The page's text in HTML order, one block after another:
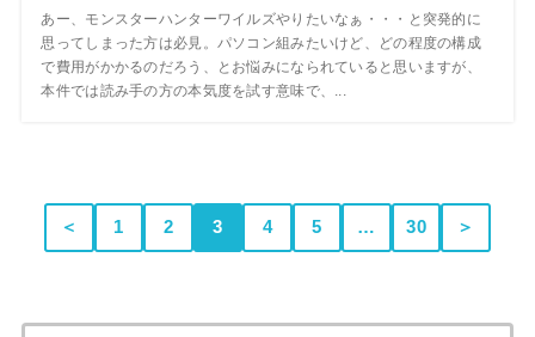
あー、モンスターハンターワイルズやりたいなぁ・・・と突発的に
思ってしまった方は必見。パソコン組みたいけど、どの程度の構成
で費用がかかるのだろう、とお悩みになられていると思いますが、
本件では読み手の方の本気度を試す意味で、...
＜ 1 2 3 4 5 … 30 ＞